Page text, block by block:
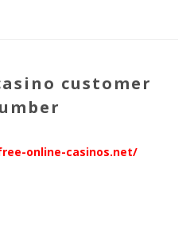
customer
online-casinos.net/